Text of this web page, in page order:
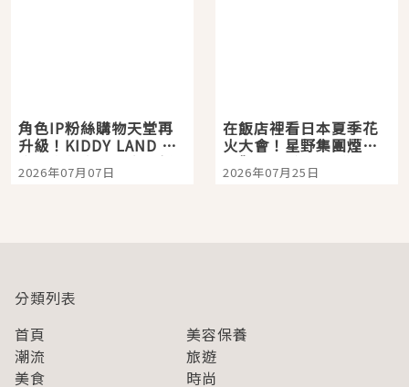
角色IP粉絲購物天堂再
升級！KIDDY LAND 原
宿店吉伊卡哇迎客，新
開幕 OMOKADO 店3分
2026年07月07日
在飯店裡看日本夏季花
火大會！星野集團煙火
景觀飯店6選，讓你不用
人擠人悠閒欣賞
2026年07月25日
分類列表
首頁
美容保養
潮流
旅遊
美食
時尚